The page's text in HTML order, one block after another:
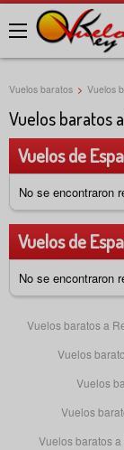
Menú
Vuelos baratos > Vuelos
Vuelos baratos
Vuelos de
No se encontraron
Vuelos de
No se encontraron
Vuelos baratos a
Vuelos
Vuelos
Vuelos
Vuelos baratos